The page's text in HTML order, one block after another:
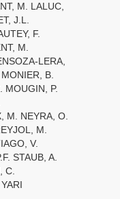
M. LALUC,
J.L.
F.
M.
LERA,
B.
MOUGIN, P.
M. NEYRA, O.
M.
V.
STAUB, A.
C.